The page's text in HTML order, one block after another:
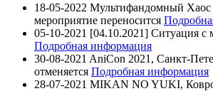
18-05-2022 Мультифандомный Хаос
мероприятие переносится
05-10-2021 [04.10.2021] Ситуация
Подробная информация
30-08-2021 AniCon 2021, Санкт-
отменяется Подробная информация
28-07-2021 MIKAN NO YUKI,